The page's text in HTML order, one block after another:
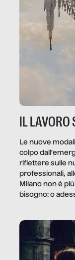
IL LAVORO
Le nuove
colpo
riflettere sulle
professionali,
Milano non è
bisogno: o